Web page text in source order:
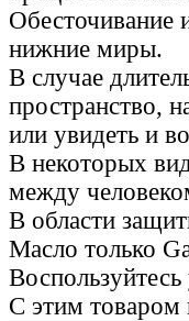
Обесточивание
нижние миры.
В случае
пространство,
или увидеть и
В некоторых
между
В области
Масло только
Воспользуйтесь
С этим товаром